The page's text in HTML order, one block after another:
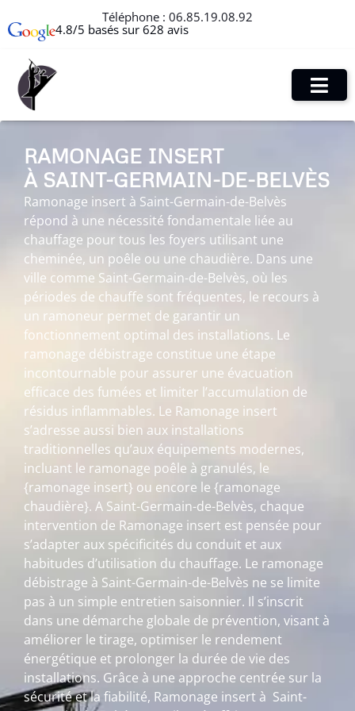
Téléphone : 06.85.19.08.92
4.8/5 basés sur 628 avis
RAMONAGE INSERT
À SAINT-GERMAIN-DE-BELVÈS
Ramonage insert à Saint-Germain-de-Belvès
répond à une nécessité fondamentale liée au
chauffage pour tous les foyers utilisant une
cheminée, un poêle ou une chaudière. Dans une
ville comme Saint-Germain-de-Belvès, où les
périodes de chauffe sont fréquentes, le recours à
un ramoneur permet de garantir un
fonctionnement optimal des installations. Le
ramonage débistrage constitue une étape
incontournable pour assurer une évacuation
efficace des fumées et limiter l’accumulation de
résidus inflammables. Le Ramonage insert
s’adresse aussi bien aux installations
traditionnelles qu’aux équipements modernes,
incluant le ramonage poêle à granulés, le
{ramonage insert} ou encore le {ramonage
chaudière}. A Saint-Germain-de-Belvès, chaque
intervention de Ramonage insert est pensée pour
s’adapter aux spécificités du conduit et aux
habitudes d’utilisation du chauffage. Le ramonage
débistrage à Saint-Germain-de-Belvès ne se limite
pas à un simple entretien saisonnier. Il s’inscrit
dans une démarche globale de prévention, visant à
améliorer le tirage, optimiser le rendement
énergétique et prolonger la durée de vie des
installations. Grâce à une approche centrée sur la
sécurité et la fiabilité, Ramonage insert à Saint-